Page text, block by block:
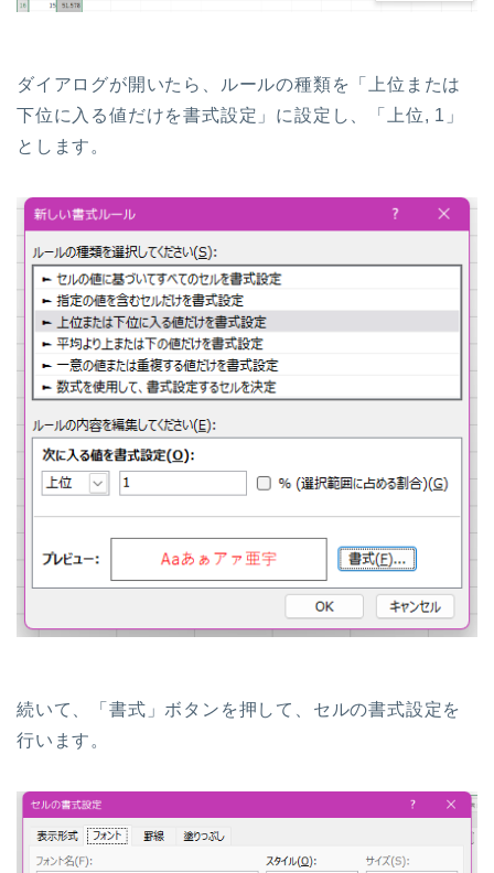
ダイアログが開いたら、
ルールの種類を「上位または
下位に入る値だけを書式設定」 に設定し、 「上位, 1 」
とします。
続いて、「書式」ボタンを押して、 セルの書式設定を
行います。